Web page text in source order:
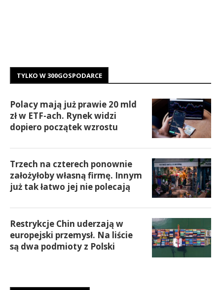
TYLKO W 300GOSPODARCE
Polacy mają już prawie 20 mld
zł w ETF-ach. Rynek widzi
dopiero początek wzrostu
Trzech na czterech ponownie
założyłoby własną firmę. Innym
już tak łatwo jej nie polecają
Restrykcje Chin uderzają w
europejski przemysł. Na liście
są dwa podmioty z Polski